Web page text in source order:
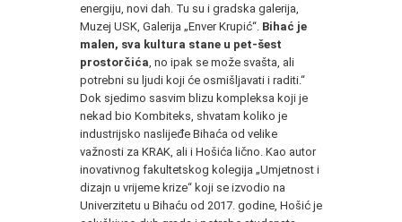
energiju, novi dah. Tu su i gradska galerija,
Muzej USK, Galerija „Enver Krupić“. Bihać je
malen, sva kultura stane u pet-šest
prostorčića , no ipak se može svašta, ali
potrebni su ljudi koji će osmišljavati i raditi.“
Dok sjedimo sasvim blizu kompleksa koji je
nekad bio Kombiteks, shvatam koliko je
industrijsko naslijeđe Bihaća od velike
važnosti za KRAK, ali i Hošića lično. Kao autor
inovativnog fakultetskog kolegija „Umjetnost i
dizajn u vrijeme krize“ koji se izvodio na
Univerzitetu u Bihaću od 2017. godine, Hošić je